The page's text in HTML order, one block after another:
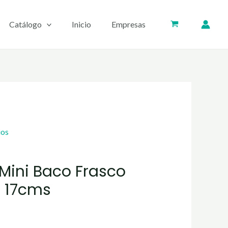
Catálogo Inicio Empresas
Baco Frasco